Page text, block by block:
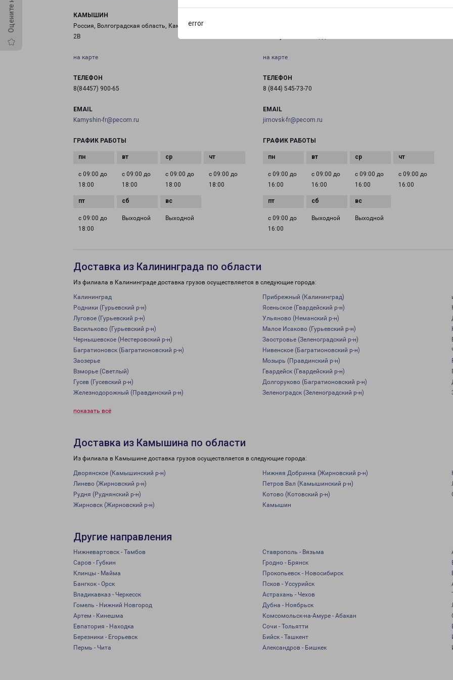
error
КАМЫШИН
Россия, Волгоградская область, Камышин, улица Мира,
2В
на карте
ТЕЛЕФОН
8(84457) 900-65
EMAIL
Kamyshin-fr@pecom.ru
ГРАФИК РАБОТЫ
с 09:00 до
18:00
с 09:00 до
18:00
с 09:00 до
18:00
с 09:00 до
18:00
с 09:00 до
18:00
Выходной Выходной
на карте
ТЕЛЕФОН
8 (844) 545-73-70
EMAIL
jirnovsk-fr@pecom.ru
ГРАФИК РАБОТЫ
с 09:00 до
16:00
с 09:00 до
16:00
с 09:00 до
16:00
с 09:00 до
16:00
с 09:00 до
16:00
Выходной Выходной
Доставка из Калининграда по области
Из филиала в Калининграде доставка грузов осуществляется в следующие города:
Калининград Прибрежный (Калининград)
Родники (Гурьевский р-н)
Ясеньское (Гвардейский р-н)
Луговое (Гурьевский р-н)
Ульяново (Неманский р-н)
Васильково (Гурьевский р-н)
Малое Исаково (Гурьевский р-н)
Чернышевское (Нестеровский р-н)
Заостровье (Зеленоградский р-н)
Багратионовск (Багратионовский р-н)
Нивенское (Багратионовский р-н)
Заозерье
Мозырь (Правдинский р-н)
Взморье (Светлый)
Гвардейск (Гвардейский р-н)
Гусев (Гусевский р-н)
Долгоруково (Багратионовский р-н)
Железнодорожный (Правдинский р-н)
Зеленоградск (Зеленоградский р-н)
показать всё
Доставка из Камышина по области
Из филиала в Камышине доставка грузов осуществляется в следующие города:
Дворянское (Камышинский р-н) Нижняя Добринка (Жирновский р-н)
Линево (Жирновский р-н)
Петров Вал (Камышинский р-н)
Рудня (Руднянский р-н)
Котово (Котовский р-н)
Жирновск (Жирновский р-н)
Камышин
Другие направления
Нижневартовск - Тамбов Ставрополь - Вязьма
Саров - Губкин
Гродно - Брянск
Клинцы - Майма
Прокопьевск - Новосибирск
Бангкок - Орск
Псков - Уссурийск
Владикавказ - Черкесск
Астрахань - Чехов
Гомель - Нижний Новгород
Дубна - Ноябрьск
Артем - Кинешма
Комсомольск-на-Амуре - Абакан
Евпатория - Находка
Сочи - Тольятти
Березники - Егорьевск
Бийск - Ташкент
Пермь - Чита
Александров - Бишкек